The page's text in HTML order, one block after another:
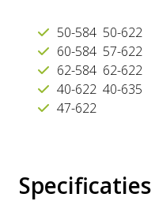
50-584 50-622
60-584 57-622
62-584 62-622
40-622 40-635
47-622
Specificaties